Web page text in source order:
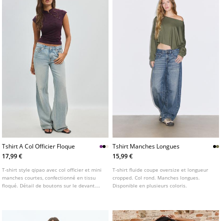
Tshirt A Col Officier Floque
17,99 €
T-shirt style qipao avec col officier et mini
manches courtes, confectionné en tissu
floqué. Détail de boutons sur le devant.
Tshirt Manches Longues
15,99 €
T-shirt fluide coupe oversize et longueur
cropped. Col rond. Manches longues.
Disponible en plusieurs coloris.